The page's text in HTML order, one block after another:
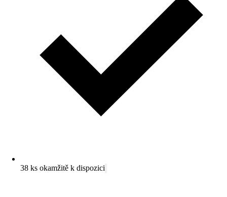
38 ks okamžitě k dispozici